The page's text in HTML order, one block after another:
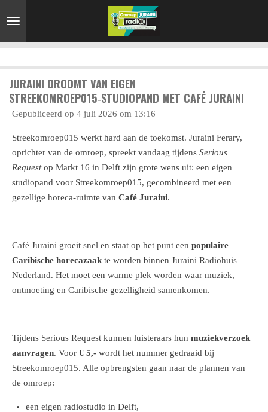
direct
naar
JURAINI DROOMT VAN EIGEN
STREEKOMROEP015‑STUDIOPAND MET CAFÉ JURAINI
Gepubliceerd op 4 juli 2026 om 13:16
Streekomroep015 werkt hard aan de toekomst. Juraini Ferary,
oprichter van de omroep, spreekt vandaag tijdens Serious
Requestop Markt 16 in Delft zijn grote wens uit: een eigen
studiopand voor Streekomroep015, gecombineerd met een
gezellige horeca‑ruimte van Café Juraini.
Café Juraini groeit snel en staat op het punt een populaire
Caribische horecazaak te worden binnen Juraini Radiohuis
Nederland. Het moet een warme plek worden waar muziek,
ontmoeting en Caribische gezelligheid samenkomen.
Tijdens Serious Request kunnen luisteraars hun muziekverzoek
aanvragen. Voor € 5,- wordt het nummer gedraaid bij
Streekomroep015. Alle opbrengsten gaan naar de plannen van
de omroep:
een eigen radiostudio in Delft,